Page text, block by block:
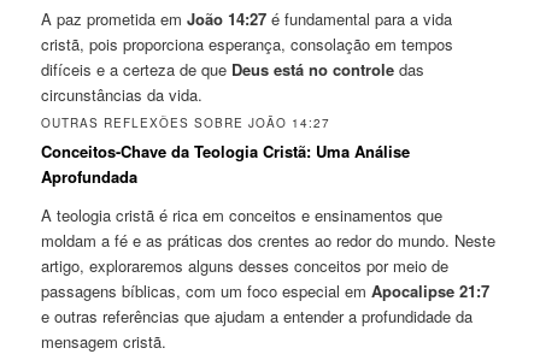
A paz prometida emJoão 14:27 é fundamental para a vida
cristã, pois proporciona esperança, consolação em tempos
difíceis e a certeza de que Deus está no controle das
circunstâncias da vida.
OUTRAS REFLEXÕES SOBRE JOÃO 14:27
Conceitos-Chave da Teologia Cristã: Uma Análise
Aprofundada
A teologia cristã é rica em conceitos e ensinamentos que
moldam a fé e as práticas dos crentes ao redor do mundo. Neste
artigo, exploraremos alguns desses conceitos por meio de
passagens bíblicas, com um foco especial emApocalipse 21:7
e outras referências que ajudam a entender a profundidade da
mensagem cristã.